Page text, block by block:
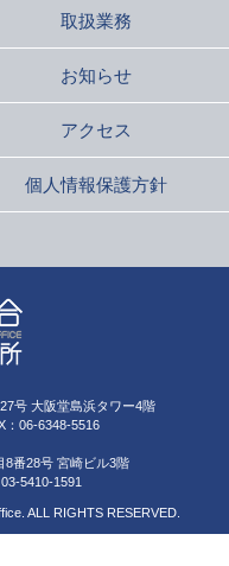
取扱業務
お知らせ
アクセス
個人情報保護方針
号 大阪堂島浜タワー4階
：06-6348-5516
8番28号 宮崎ビル3階
5410-1591
ALL RIGHTS RESERVED.